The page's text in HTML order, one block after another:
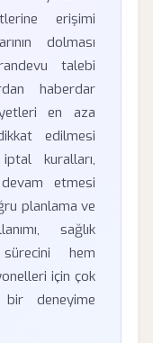
erişimi
dolması
talebi
haberdar
en aza
edilmesi
kuralları,
etmesi
planlama ve
sağlık
hem
için çok
deneyime